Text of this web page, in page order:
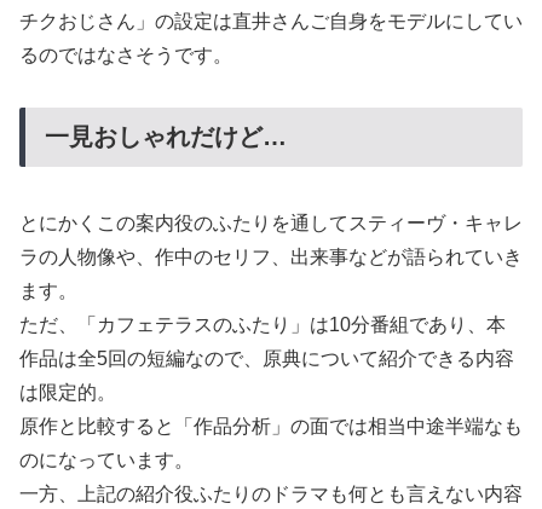
チクおじさん」の設定は直井さんご自身をモデルにしてい
るのではなさそうです。
一見おしゃれだけど…
とにかくこの案内役のふたりを通してスティーヴ・キャレ
ラの人物像や、作中のセリフ、出来事などが語られていき
ます。
ただ、「カフェテラスのふたり」は10分番組であり、本
作品は全5回の短編なので、原典について紹介できる内容
は限定的。
原作と比較すると「作品分析」の面では相当中途半端なも
のになっています。
一方、上記の紹介役ふたりのドラマも何とも言えない内容